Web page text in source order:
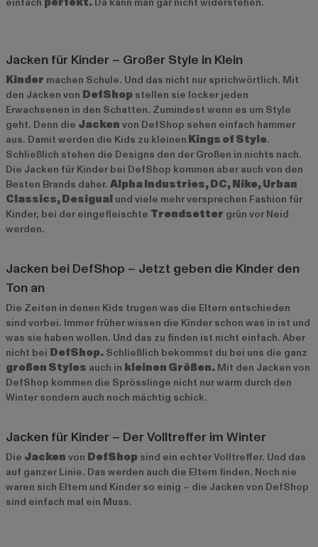
Jacken für Kinder – Großer Style in Klein
Kinder machen Schule. Und das nicht nur sprichwörtlich. Mit
den Jacken von DefShop stellen sie locker jeden
Erwachsenen in den Schatten. Zumindest wenn es um Style
geht. Denn die Jacken von DefShop sehen einfach hammer
aus. Damit werden die Kids zu kleinen Kings of Style.
Schließlich stehen die Designs den der Großen in nichts nach.
Die Jacken für Kinder bei DefShop kommen aber auch von den
Besten Brands daher. Alpha Industries, DC, Nike, Urban
Classics, Desigual und viele mehr versprechen Fashion für
Kinder, bei der eingefleischte Trendsetter grün vor Neid
werden.
Jacken bei DefShop – Jetzt geben die Kinder den
Ton an
Die Zeiten in denen Kids trugen was die Eltern entschieden
sind vorbei. Immer früher wissen die Kinder schon was in ist und
was sie haben wollen. Und das zu finden ist nicht einfach. Aber
nicht bei DefShop. Schließlich bekommst du bei uns die ganz
großen Styles auch in kleinen Größen. Mit den Jacken von
DefShop kommen die Sprösslinge nicht nur warm durch den
Winter sondern auch noch mächtig schick.
Jacken für Kinder – Der Volltreffer im Winter
Die Jacken von DefShop sind ein echter Volltreffer. Und das
auf ganzer Linie. Das werden auch die Eltern finden. Noch nie
waren sich Eltern und Kinder so einig – die Jacken von DefShop
sind einfach mal ein Muss.